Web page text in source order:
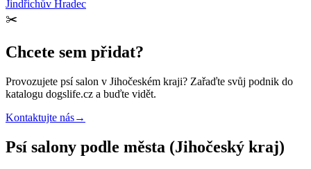
Jindřichův Hradec
✂️
Chcete sem přidat?
Provozujete psí salon v Jihočeském kraji? Zařaďte svůj podnik do
katalogu dogslife.cz a buďte vidět.
Kontaktujte nás→
Psí salony podle města (Jihočeský kraj)